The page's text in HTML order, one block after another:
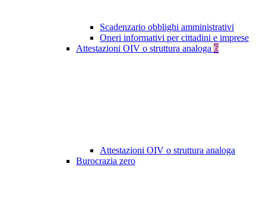
Scadenzario obblighi amministrativi
Oneri informativi per cittadini e imprese
Attestazioni OIV o struttura analoga 6
Attestazioni OIV o struttura analoga
Burocrazia zero